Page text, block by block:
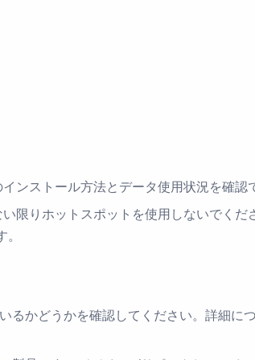
ンストール方法とデータ使用状況を確認
限りホットスポットを使用しないでくだ
かどうかを確認してください。詳細につ